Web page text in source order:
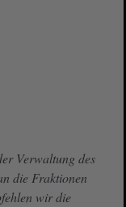
Verwaltung des
die Fraktionen
wir die